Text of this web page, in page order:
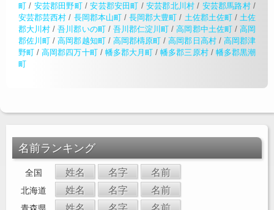
町 / 安芸郡田野町/安芸郡安田町 / 安芸郡北川村 / 安芸郡馬路村/
安芸郡芸西村 / 長岡郡本山町/ 長岡郡大豊町 / 土佐郡土佐町/ 土佐
郡大川村 /吾川郡いの町/ 吾川郡仁淀川町 /高岡郡中土佐町/ 高岡
郡佐川町 /高岡郡越知町/ 高岡郡檮原町 /高岡郡日高村/ 高岡郡津
野町 /高岡郡四万十町/ 幡多郡大月町 /幡多郡三原村/ 幡多郡黒潮
町
名前ランキング
全国 姓名 名字 名前
北海道 姓名 名字 名前
青森県 姓名 名字 名前